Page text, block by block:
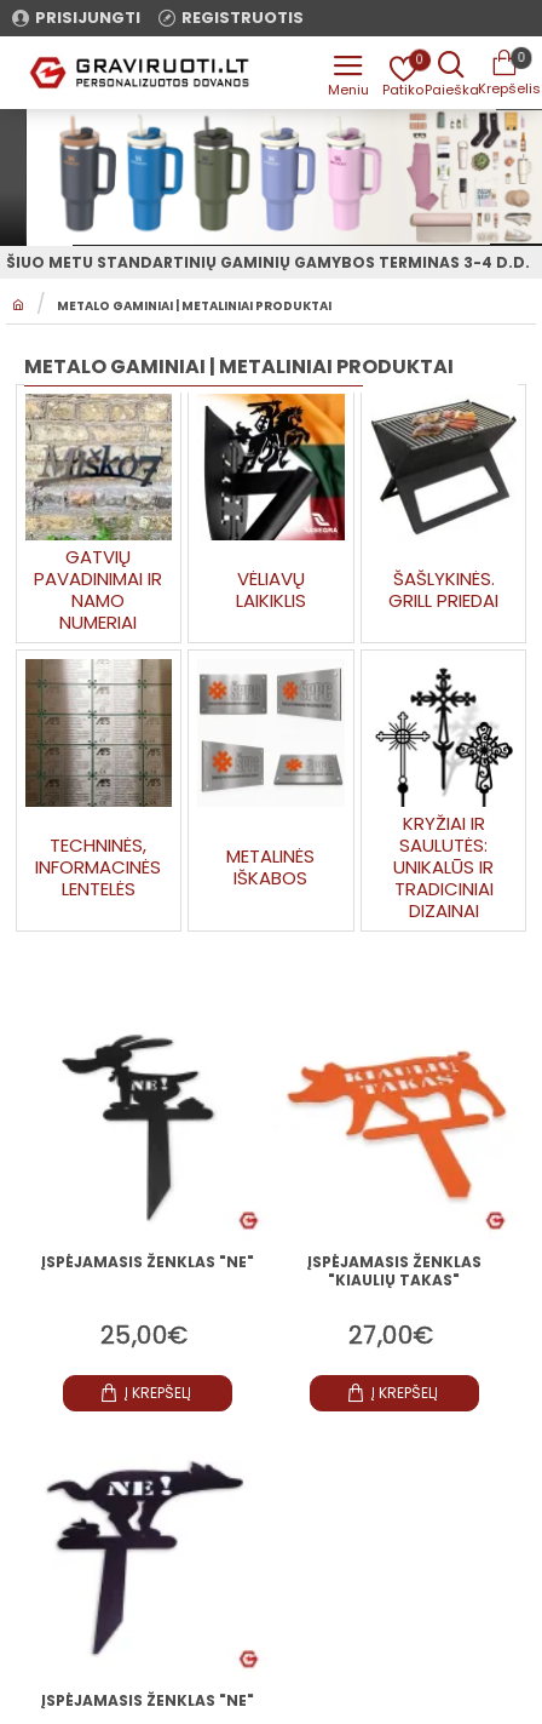
PRISIJUNGTI REGISTRUOTIS
0 0
O
METALO GAMINIAI | METALINIAI PRODUKTAI
ŠIUO METU STANDARTINIŲ GAMINIŲ GAMYBOS TERMINAS 3-4 D.D.
METALO GAMINIAI | METALINIAI PRODUKTAI
GATVIŲ
PAVADINIMAI IR
NAMO
NUMERIAI
VĖLIAVŲ
LAIKIKLIS
ŠAŠLYKINĖS.
GRILL PRIEDAI
TECHNINĖS,
INFORMACINĖS
LENTELĖS
METALINĖS
IŠKABOS
KRYŽIAI IR
SAULUTĖS:
UNIKALŪS IR
TRADICINIAI
DIZAINAI
ĮSPĖJAMASIS ŽENKLAS "NE"
25,00€
Į KREPŠELĮ
ĮSPĖJAMASIS ŽENKLAS
"KIAULIŲ TAKAS"
27,00€
Į KREPŠELĮ
ĮSPĖJAMASIS ŽENKLAS "NE"